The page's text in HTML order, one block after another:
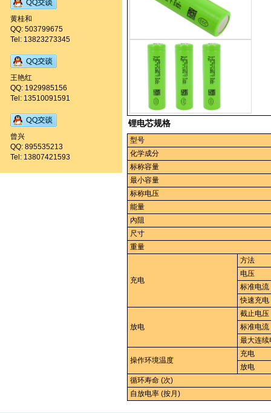
黄桂和
QQ: 503799675
Tel: 13823273345
王艳红
QQ: 1929985156
Tel: 13510091591
曾兴
QQ: 895535213
Tel: 13807421593
锂电芯规格
型号
化学成分
标称容量
最小容量
标称电压
能量
內阻
尺寸
重量
充电
方法
电压
标准电流
快速充电
放电
截止电压
标准电流
最大连续
操作环境温度
充电
放电
循环寿命 (次)
自放电率 (按月)